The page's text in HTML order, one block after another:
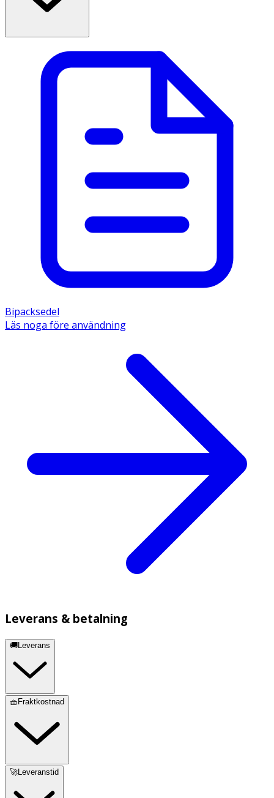
Bipacksedel
Läs noga före användning
Leverans & betalning
🚚Leverans
🧺Fraktkostnad
🚀Leveranstid